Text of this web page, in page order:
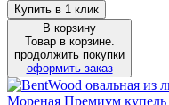
Купить в 1 клик
В корзину
Товар в корзине.
продолжить покупки
оформить заказ